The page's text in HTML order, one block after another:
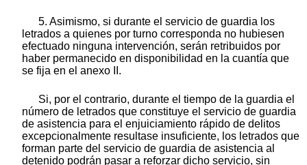
5. Asimismo, si durante el servicio de guardia los
letrados a quienes por turno corresponda no hubiesen
efectuado ninguna intervención, serán retribuidos por
haber permanecido en disponibilidad en la cuantía que
se fija en el anexo II.
Si, por el contrario, durante el tiempo de la guardia el
número de letrados que constituye el servicio de guardia
de asistencia para el enjuiciamiento rápido de delitos
excepcionalmente resultase insuficiente, los letrados que
forman parte del servicio de guardia de asistencia al
detenido podrán pasar a reforzar dicho servicio, sin